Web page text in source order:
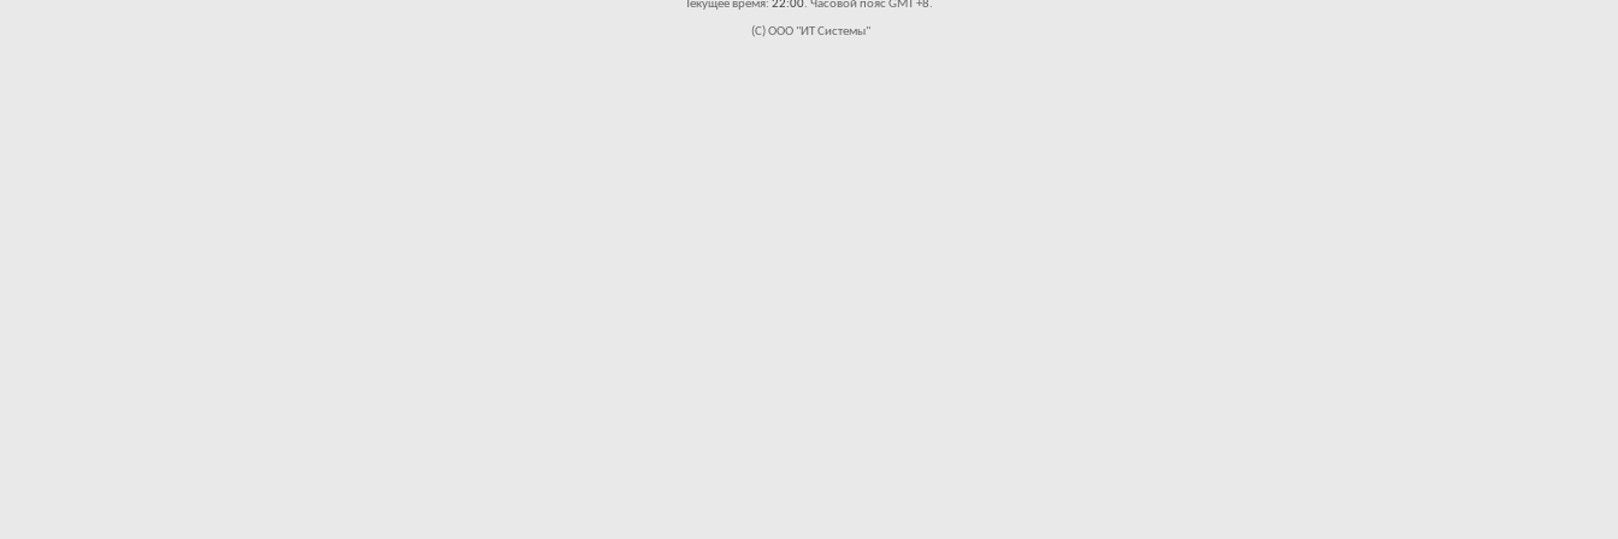
Текущее время: 22:00. Часовой пояс GMT +8.
(C) ООО "ИТ Системы"